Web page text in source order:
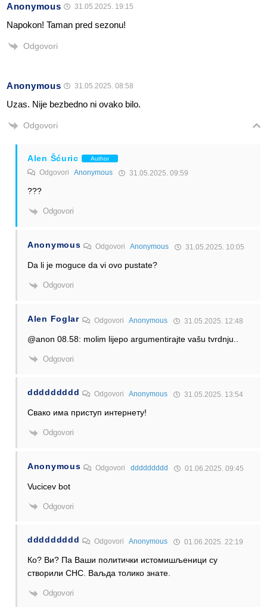
Anonymous 31.05.2025. 19:15
Napokon! Taman pred sezonu!
Odgovori
Anonymous 31.05.2025. 08:58
Uzas. Nije bezbedno ni ovako bilo.
Odgovori
Alen Šćuric Author
Odgovori Anonymous 31.05.2025. 09:59
???
Odgovori
Anonymous OdgovoriAnonymous 31.05.2025. 10:05
Da li je moguce da vi ovo pustate?
Odgovori
Alen Foglar Odgovori Anonymous 31.05.2025. 12:48
@anon 08.58: molim lijepo argumentirajte vašu tvrdnju..
Odgovori
ddddddddd OdgovoriAnonymous 31.05.2025. 13:54
Свако има приступ интернету!
Odgovori
Anonymous Odgovoriddddddddd 01.06.2025. 09:45
Vucicev bot
Odgovori
ddddddddd OdgovoriAnonymous 01.06.2025. 22:19
Ко? Ви? Па Ваши политички истомишљеници су
створили СНС. Ваљда толико знате.
Odgovori